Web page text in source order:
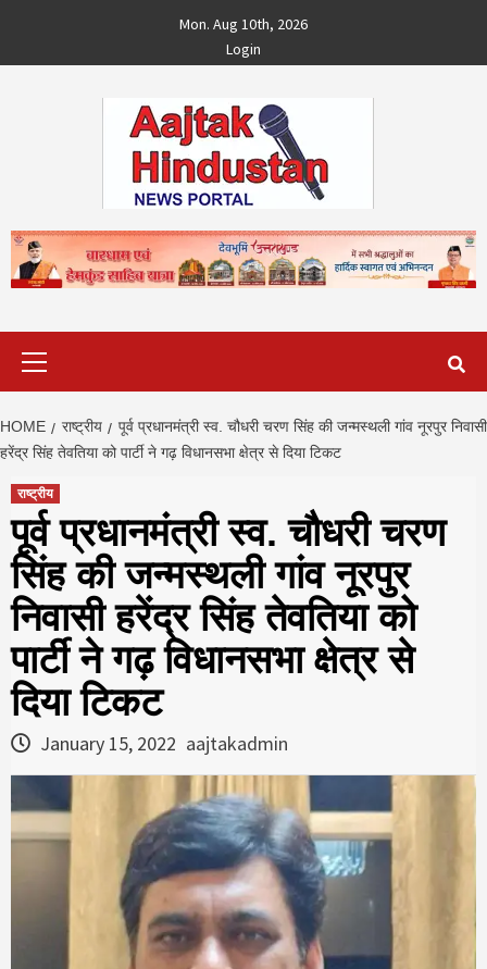
content
Mon. Aug 10th, 2026
Login
HOME राष्ट्रीय
पूर्व प्रधानमंत्री स्व. चौधरी चरण सिंह की जन्मस्थली गांव नूरपुर निवासी
हरेंद्र सिंह तेवतिया को पार्टी ने गढ़ विधानसभा क्षेत्र से दिया टिकट
राष्ट्रीय
पूर्व प्रधानमंत्री स्व. चौधरी चरण
सिंह की जन्मस्थली गांव नूरपुर
निवासी हरेंद्र सिंह तेवतिया को
पार्टी ने गढ़ विधानसभा क्षेत्र से
दिया टिकट
January 15, 2022 aajtakadmin